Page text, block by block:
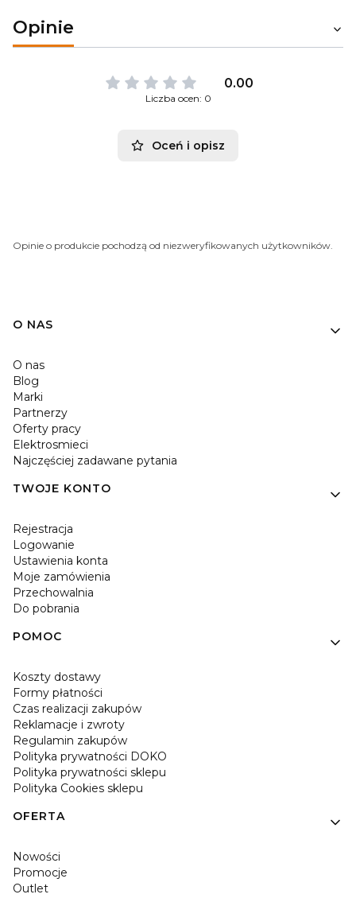
Opinie
0.00
Liczba ocen: 0
Oceń i opisz
Opinie o produkcie pochodzą od niezweryfikowanych użytkowników.
O NAS
O nas
Blog
Marki
Partnerzy
Oferty pracy
Elektrosmieci
Najczęściej zadawane pytania
TWOJE KONTO
Rejestracja
Logowanie
Ustawienia konta
Moje zamówienia
Przechowalnia
Do pobrania
POMOC
Koszty dostawy
Formy płatności
Czas realizacji zakupów
Reklamacje i zwroty
Regulamin zakupów
Polityka prywatności DOKO
Polityka prywatności sklepu
Polityka Cookies sklepu
OFERTA
Nowości
Promocje
Outlet